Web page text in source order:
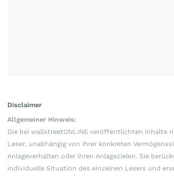
Disclaimer
Allgemeiner Hinweis:
Die bei wallstreetONLINE veröffentlichten Inhalte
Leser, unabhängig von ihrer konkreten
Anlageverhalten oder ihren Anlagezielen. Sie
individuelle Situation des einzelnen Lesers und